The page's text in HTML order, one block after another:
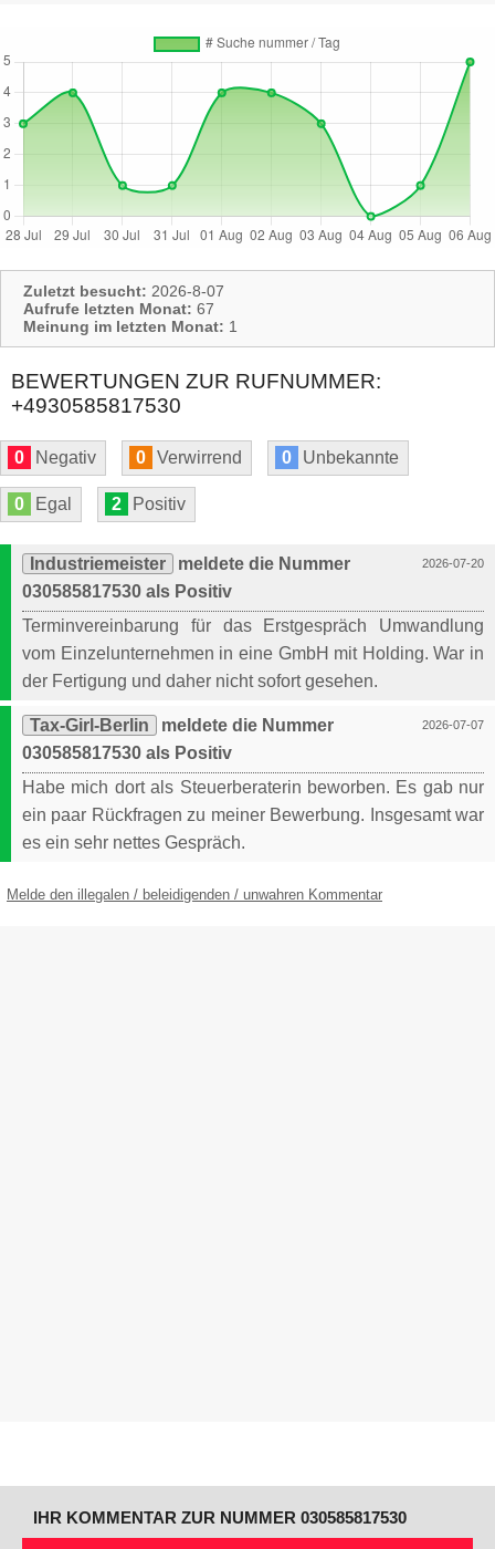
Zuletzt besucht: 2026-8-07
Aufrufe letzten Monat: 67
Meinung im letzten Monat: 1
BEWERTUNGEN ZUR RUFNUMMER:
+4930585817530
0 Negativ 0 Verwirrend 0 Unbekannte
0 Egal 2 Positiv
2026-07-20
Industriemeister
meldete die Nummer
030585817530 als Positiv
Terminvereinbarung für das Erstgespräch Umwandlung
vom Einzelunternehmen in eine GmbH mit Holding. War in
der Fertigung und daher nicht sofort gesehen.
2026-07-07
Tax-Girl-Berlin
meldete die Nummer
030585817530 als Positiv
Habe mich dort als Steuerberaterin beworben. Es gab nur
ein paar Rückfragen zu meiner Bewerbung. Insgesamt war
es ein sehr nettes Gespräch.
Melde den illegalen / beleidigenden / unwahren Kommentar
IHR KOMMENTAR ZUR NUMMER 030585817530